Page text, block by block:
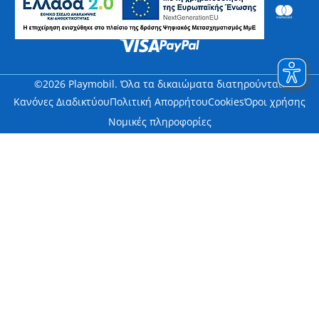
©2026 Playmobil. Όλα τα δικαιώματα διατηρούνται.
Κανόνες ΔιαδικτύουΠολιτική ΑπορρήτουCookiesΌροι χρήσης
Νομικές πληροφορίες